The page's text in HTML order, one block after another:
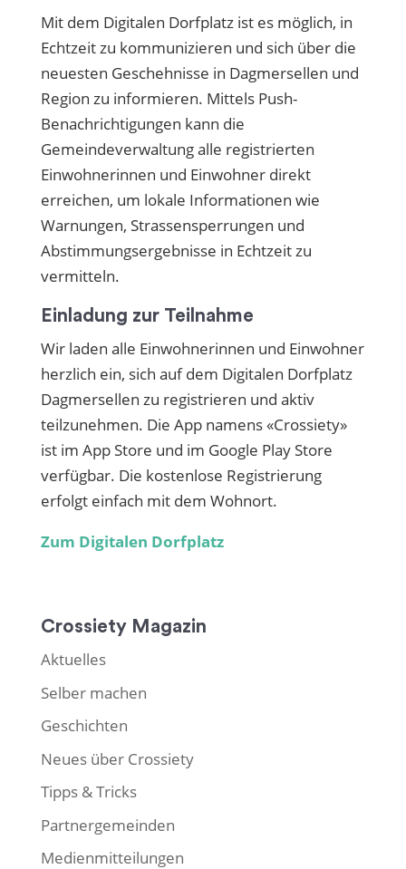
Mit dem Digitalen Dorfplatz ist es möglich, in
Echtzeit zu kommunizieren und sich über die
neuesten Geschehnisse in Dagmersellen und
Region zu informieren. Mittels Push-
Benachrichtigungen kann die
Gemeindeverwaltung alle registrierten
Einwohnerinnen und Einwohner direkt
erreichen, um lokale Informationen wie
Warnungen, Strassensperrungen und
Abstimmungsergebnisse in Echtzeit zu
vermitteln.
Einladung zur Teilnahme
Wir laden alle Einwohnerinnen und Einwohner
herzlich ein, sich auf dem Digitalen Dorfplatz
Dagmersellen zu registrieren und aktiv
teilzunehmen. Die App namens «Crossiety»
ist im App Store und im Google Play Store
verfügbar. Die kostenlose Registrierung
erfolgt einfach mit dem Wohnort.
Zum Digitalen Dorfplatz
Crossiety Magazin
Aktuelles
Selber machen
Geschichten
Neues über Crossiety
Tipps & Tricks
Partnergemeinden
Medienmitteilungen